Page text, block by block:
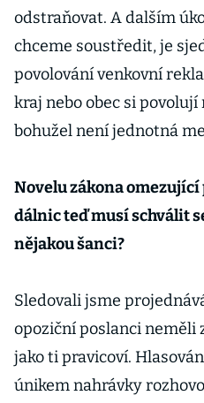
odstraňovat. A dalším
chceme soustředit, je
povolování venkovní
kraj nebo obec si
bohužel není jednotná
Novelu zákona
dálnic teď musí schválit
nějakou šanci?
Sledovali jsme
opoziční poslanci neměli
jako ti pravicoví.
únikem nahrávky